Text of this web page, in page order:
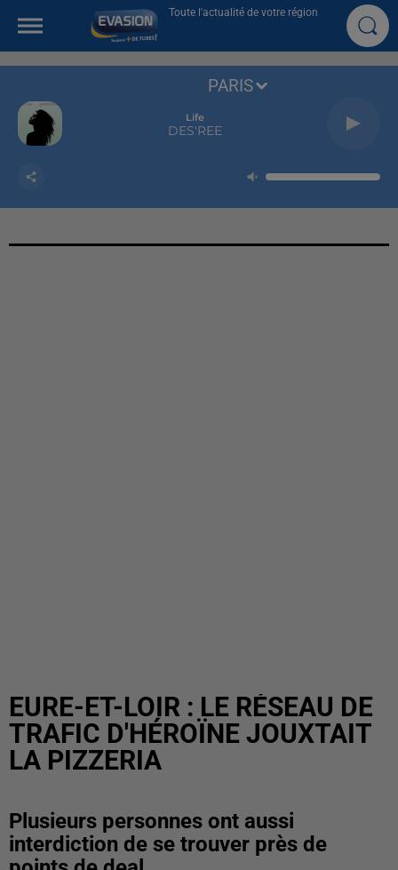
Toute l'actualité de votre région
Life
DES'REE
PARIS
EURE-ET-LOIR : LE RÉSEAU DE
TRAFIC D'HÉROÏNE JOUXTAIT
LA PIZZERIA
Plusieurs personnes ont aussi
interdiction de se trouver près de